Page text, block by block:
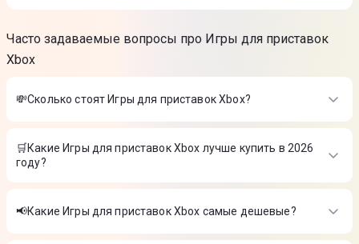
Часто задаваемые вопросы про Игры для приставок
Xbox
💸Сколько стоят Игры для приставок Xbox?
Стоимость товаров в категории Игры для приставок Xbox в
интернет-магазине Цитрус
Диск Xbox Series X Forza Horizon 6, BD
Диск NBA 2K23 (Blu-Ray) для Xbox Series X-2 599 ₴
🛒Какие Игры для приставок Xbox лучше купить в 2026
году?
Самые лучшие Игры для приставок Xbox в 2026 году по
мнению интернет-магазина Цитрус
📢Какие Игры для приставок Xbox самые дешевые?
На сегодня самые дешевые Игры для приставок Xbox